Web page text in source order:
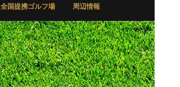
全国提携ゴルフ場 周辺情報